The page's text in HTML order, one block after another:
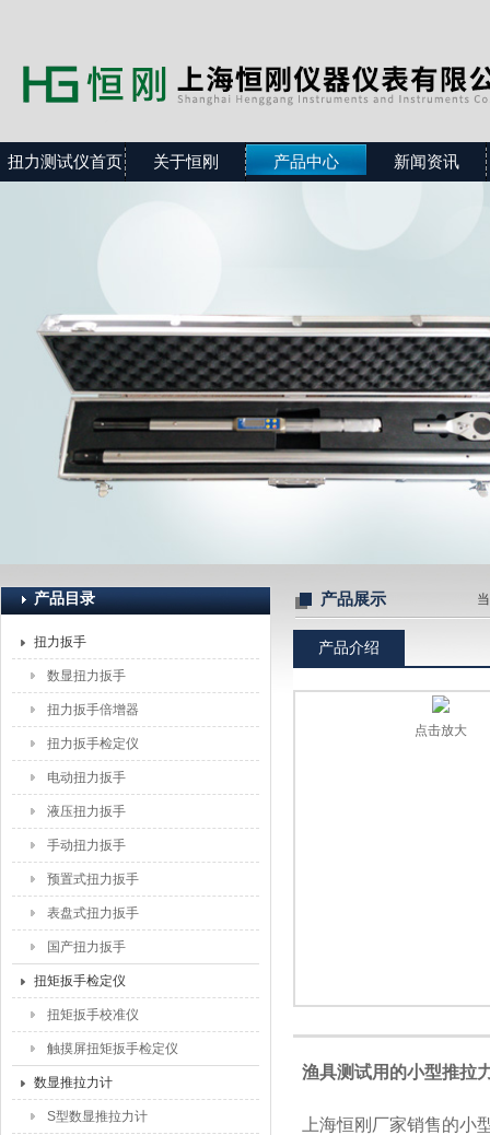
扭力测试仪首页 关于恒刚 产品中心 新闻资讯
产品目录
扭力扳手
数显扭力扳手
扭力扳手倍增器
扭力扳手检定仪
电动扭力扳手
液压扭力扳手
手动扭力扳手
预置式扭力扳手
表盘式扭力扳手
国产扭力扳手
扭矩扳手检定仪
扭矩扳手校准仪
触摸屏扭矩扳手检定仪
数显推拉力计
S型数显推拉力计
产品展示
产品介绍
点击放大
渔具测试用的小型推拉
上海恒刚厂家销售的小